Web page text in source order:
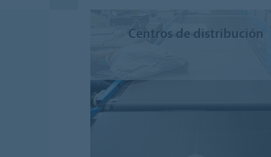
Centros de distribución